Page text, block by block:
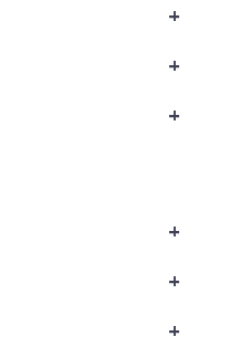
+
+
+
+
+
+